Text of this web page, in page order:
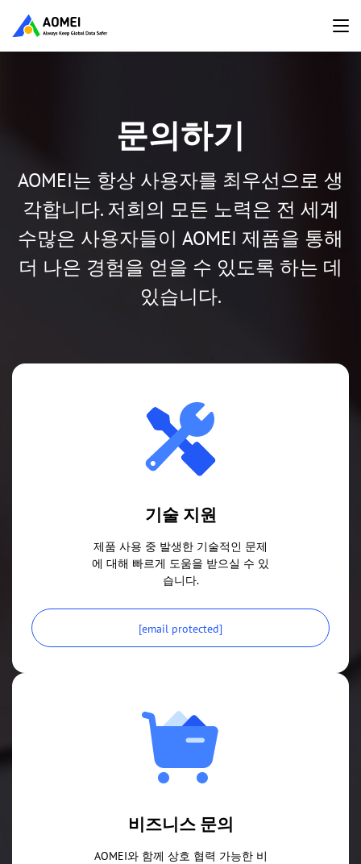
문의하기
AOMEI는 항상 사용자를 최우선으로 생
각합니다. 저희의 모든 노력은 전 세계
수많은 사용자들이 AOMEI 제품을 통해
더 나은 경험을 얻을 수 있도록 하는 데
있습니다.
기술 지원
제품 사용 중 발생한 기술적인 문제
에 대해 빠르게 도움을 받으실 수 있
습니다.
[email protected]
비즈니스 문의
AOMEI와 함께 상호 협력 가능한 비